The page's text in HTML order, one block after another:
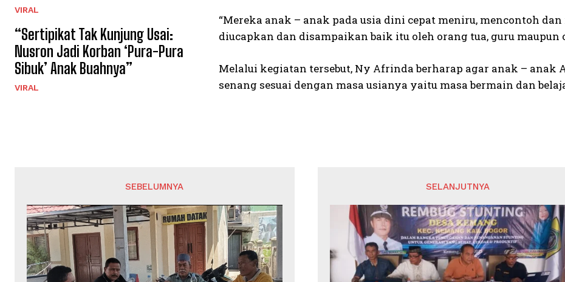
VIRAL
“Sertipikat Tak Kunjung Usai:
Nusron Jadi Korban ‘Pura-Pura
Sibuk’ Anak Buahnya”
VIRAL
“Mereka anak – anak pada usia dini cepat meniru, mencontoh
diucapkan dan disampaikan baik itu oleh orang tua, guru
Melalui kegiatan tersebut, Ny Afrinda berharap agar anak – anak
senang sesuai dengan masa usianya yaitu masa bermain dan
SEBELUMNYA SELANJUTNYA